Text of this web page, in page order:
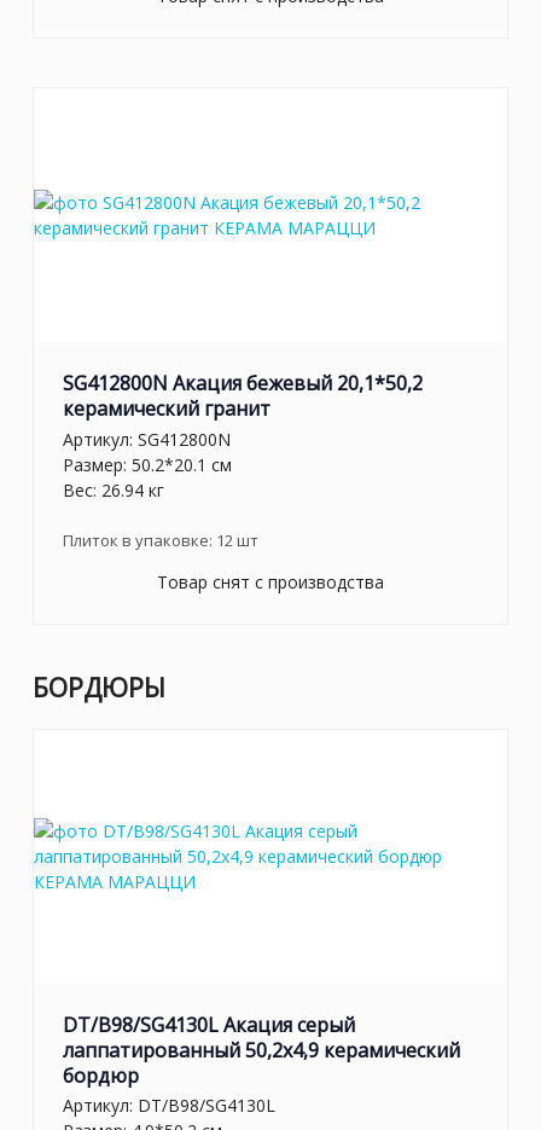
SG412800N Акация бежевый 20,1*50,2
керамический гранит
Артикул: SG412800N
Размер: 50.2*20.1 см
Вес: 26.94 кг
Плиток в упаковке: 12шт
Товар снят с производства
БОРДЮРЫ
DT/B98/SG4130L Акация серый
лаппатированный 50,2x4,9 керамический
бордюр
Артикул: DT/B98/SG4130L